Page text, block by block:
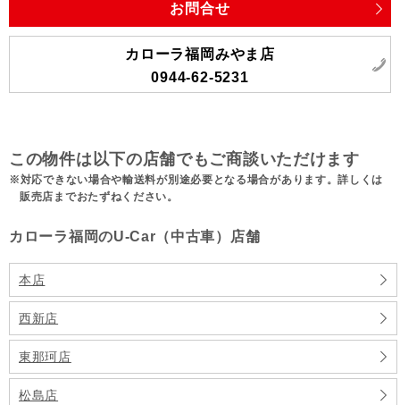
お問合せ
カローラ福岡みやま店
0944-62-5231
この物件は以下の店舗でもご商談いただけます
対応できない場合や輸送料が別途必要となる場合があります。詳しくは
販売店までおたずねください。
カローラ福岡のU-Car（中古車）店舗
本店
西新店
東那珂店
松島店